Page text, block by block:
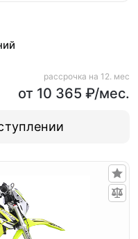
рассрочка на 12. мес
от 10 365 ₽/мес.